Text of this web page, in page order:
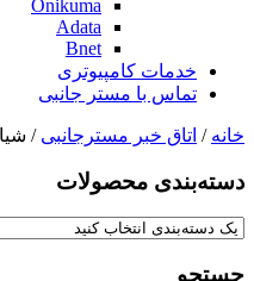
Onikuma
Adata
Bnet
خدمات کامپیوتری
تماس با مستر جانبی
خانه / اتاق خبر مسترجانبی /
دسته‌بندی‌ محصولات
جستجو